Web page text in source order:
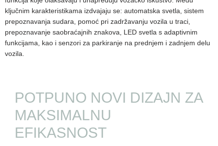
ključnim karakteristikama izdvajaju se: automatska svetla, sistem
prepoznavanja sudara, pomoć pri zadržavanju vozila u traci,
prepoznavanje saobraćajnih znakova, LED svetla s adaptivnim
funkcijama, kao i senzori za parkiranje na prednjem i zadnjem delu
vozila.
POTPUNO NOVI DIZAJN ZA
MAKSIMALNU
EFIKASNOST